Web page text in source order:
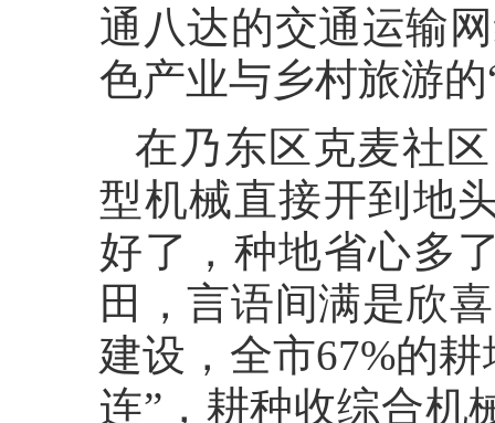
通八达的交通运输
色产业与乡村旅游的
在乃东区克麦社
型机械直接开到地
好了，种地省心多
田，言语间满是欣
建设，全市67%的
连”，耕种收综合机